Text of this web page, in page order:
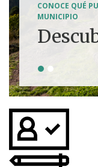
CONOCE QUÉ
MUNICIPIO
Tierra